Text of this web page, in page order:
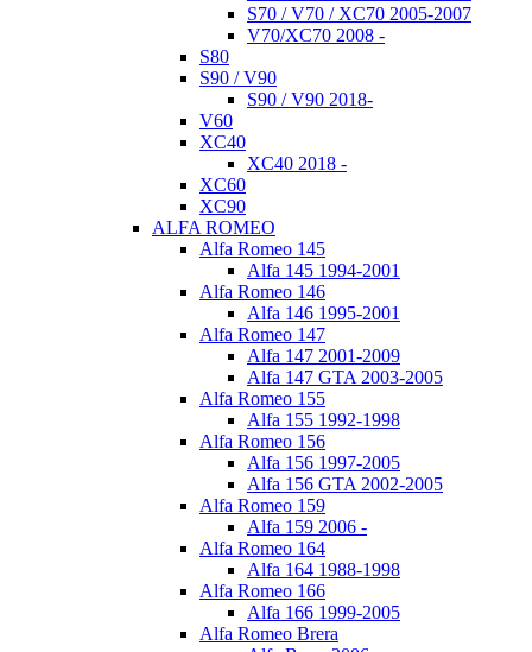
S70 / V70 / XC70 2005-2007
V70/XC70 2008 -
S80
S90 / V90
S90 / V90 2018-
V60
XC40
XC40 2018 -
XC60
XC90
ALFA ROMEO
Alfa Romeo 145
Alfa 145 1994-2001
Alfa Romeo 146
Alfa 146 1995-2001
Alfa Romeo 147
Alfa 147 2001-2009
Alfa 147 GTA 2003-2005
Alfa Romeo 155
Alfa 155 1992-1998
Alfa Romeo 156
Alfa 156 1997-2005
Alfa 156 GTA 2002-2005
Alfa Romeo 159
Alfa 159 2006 -
Alfa Romeo 164
Alfa 164 1988-1998
Alfa Romeo 166
Alfa 166 1999-2005
Alfa Romeo Brera